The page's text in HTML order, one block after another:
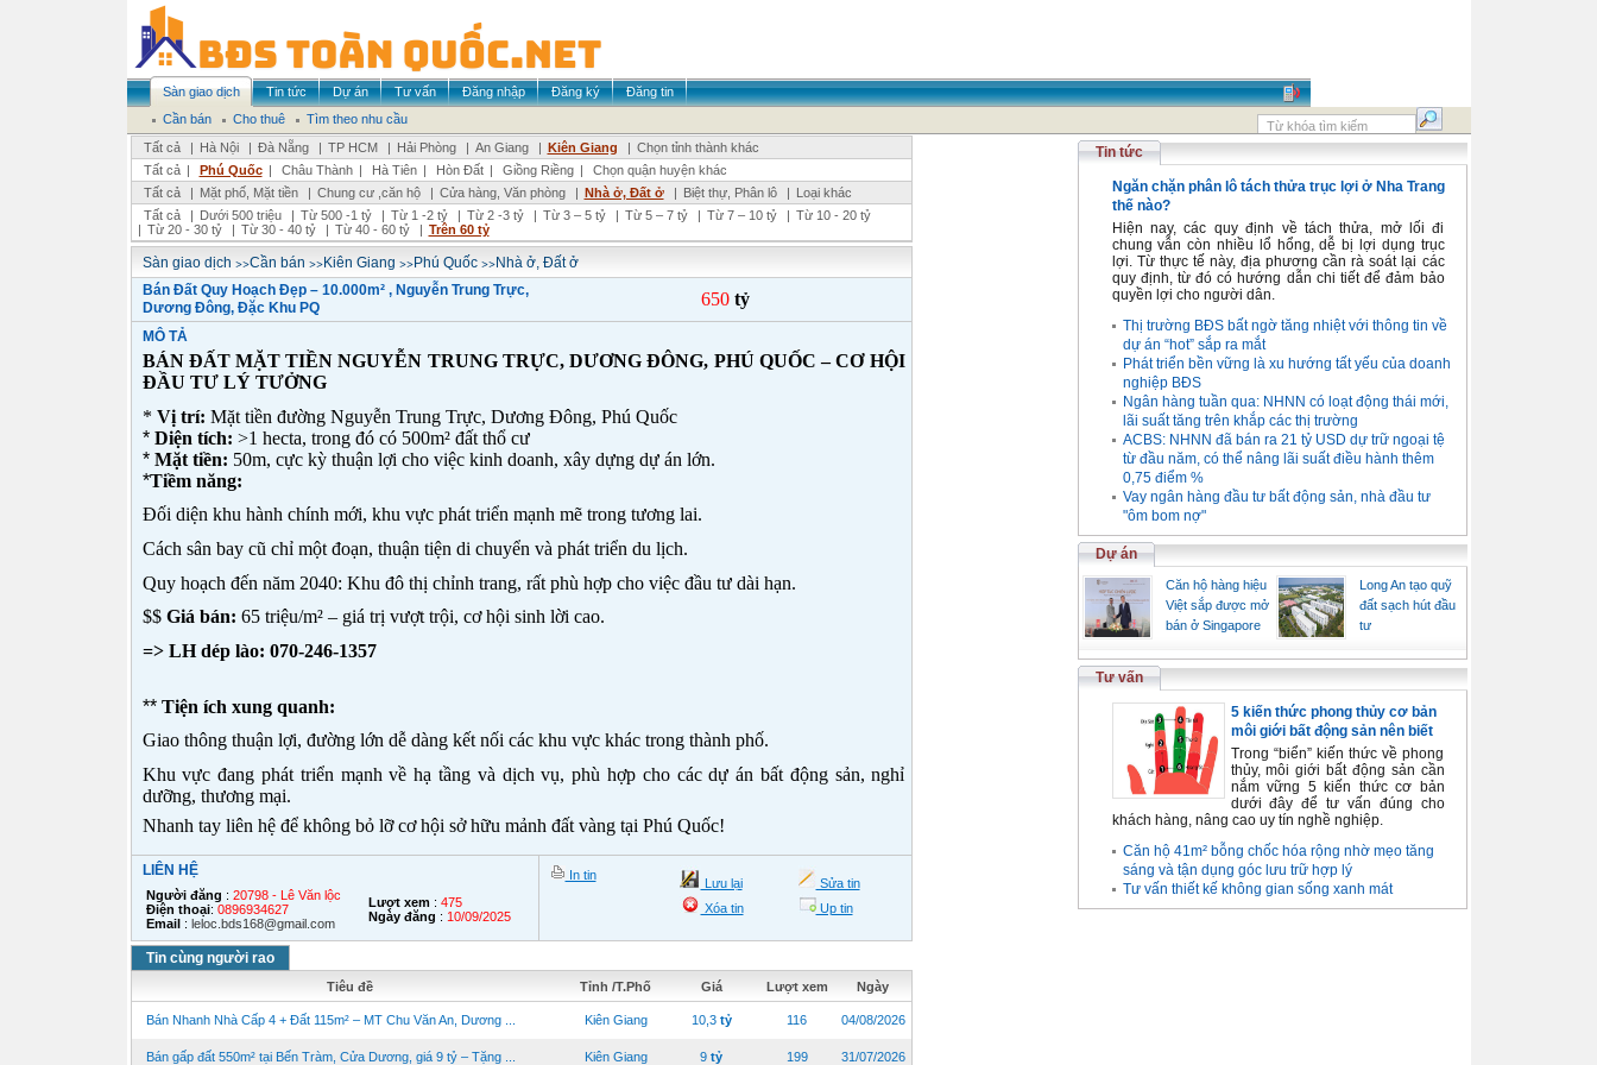
Sàn giao dịch Tin tức Dự án Tư vấn Đăng nhập Đăng ký
Đăng tin
Cần bán
Cho thuê
Tìm theo nhu cầu
Tất cả
| Hà Nội | Đà Nẵng | TP HCM | Hải Phòng | An Giang | Kiên Giang | Chọn tỉnh thành khác
Tất cả | Phú Quốc | Châu Thành | Hà Tiên | Hòn Đất | Giồng Riềng |
Chọn quận huyện khác
Tất cả
| Mặt phố, Mặt tiền | Chung cư ,căn hộ | Cửa hàng, Văn phòng | Nhà ở, Đất ở | Biệt thự, Phân lô | Loại khác
Tất cả
| Dưới 500 triệu | Từ 500 -1 tỷ | Từ 1 -2 tỷ | Từ 2 -3 tỷ | Từ 3 – 5 tỷ | Từ 5 – 7 tỷ | Từ 7 – 10 tỷ | Từ 10 - 20 tỷ
| Từ 20 - 30 tỷ | Từ 30 - 40 tỷ | Từ 40 - 60 tỷ | Trên 60 tỷ
Sàn giao dịch >>Cần bán >>Kiên Giang >>Phú Quốc>>Nhà ở, Đất ở
Bán Đất Quy Hoạch Đẹp – 10.000m² , Nguyễn Trung Trực,
Dương Đông, Đặc Khu PQ
650 tỷ
MÔ TẢ
BÁN ĐẤT MẶT TIỀN NGUYỄN TRUNG TRỰC, DƯƠNG ĐÔNG, PHÚ QUỐC – CƠ HỘI
ĐẦU TƯ LÝ TƯỞNG
* Vị trí: Mặt tiền đường Nguyễn Trung Trực, Dương Đông, Phú Quốc
* Diện tích: >1 hecta, trong đó có 500m² đất thổ cư
* Mặt tiền: 50m, cực kỳ thuận lợi cho việc kinh doanh, xây dựng dự án lớn.
*Tiềm năng:
Đối diện khu hành chính mới, khu vực phát triển mạnh mẽ trong tương lai.
Cách sân bay cũ chỉ một đoạn, thuận tiện di chuyển và phát triển du lịch.
Quy hoạch đến năm 2040: Khu đô thị chỉnh trang, rất phù hợp cho việc đầu tư dài hạn.
$$ Giá bán: 65 triệu/m² – giá trị vượt trội, cơ hội sinh lời cao.
=> LH dép lào: 070-246-1357
** Tiện ích xung quanh:
Giao thông thuận lợi, đường lớn dễ dàng kết nối các khu vực khác trong thành phố.
Khu vực đang phát triển mạnh về hạ tầng và dịch vụ, phù hợp cho các dự án bất động sản, nghỉ
dưỡng, thương mại.
Nhanh tay liên hệ để không bỏ lỡ cơ hội sở hữu mảnh đất vàng tại Phú Quốc!
LIÊN HỆ
Người đăng : 20798 - Lê Văn lộc
Điện thoại: 0896934627
Email: leloc.bds168@gmail.com
Lượt xem: 475
Ngày đăng : 10/09/2025
In tin
Lưu lại
Sửa tin
Xóa tin
Up tin
Tin cùng người rao
Tiêu đề Tỉnh /T.Phố Giá Lượt xem Ngày
Bán Nhanh Nhà Cấp 4 + Đất 115m² – MT Chu Văn An, Dương ... Kiên Giang 10,3 tỷ 116 04/08/2026
Bán gấp đất 550m² tại Bến Tràm, Cửa Dương, giá 9 tỷ – Tặng ... Kiên Giang 9 tỷ 199 31/07/2026
Tin tức
Ngăn chặn phân lô tách thửa trục lợi ở Nha Trang
thế nào?
Hiện nay, các quy định về tách thửa, mở lối đi
chung vẫn còn nhiều lổ hổng, dễ bị lợi dụng trục
lợi. Từ thực tế này, địa phương cần rà soát lại các
quy định, từ đó có hướng dẫn chi tiết để đảm bảo
quyền lợi cho người dân.
Thị trường BĐS bất ngờ tăng nhiệt với thông tin về
dự án “hot” sắp ra mắt
Phát triển bền vững là xu hướng tất yếu của doanh
nghiệp BĐS
Ngân hàng tuần qua: NHNN có loạt động thái mới,
lãi suất tăng trên khắp các thị trường
ACBS: NHNN đã bán ra 21 tỷ USD dự trữ ngoại tệ
từ đầu năm, có thể nâng lãi suất điều hành thêm
0,75 điểm %
Vay ngân hàng đầu tư bất động sản, nhà đầu tư
"ôm bom nợ"
Dự án
Căn hộ hàng hiệu
Việt sắp được mở
bán ở Singapore
Long An tạo quỹ
đất sạch hút đầu
tư
Tư vấn
5 kiến thức phong thủy cơ bản
môi giới bất động sản nên biết
Trong “biển” kiến thức về phong
thủy, môi giới bất động sản cần
nắm vững 5 kiến thức cơ bản
dưới đây để tư vấn đúng cho
khách hàng, nâng cao uy tín nghề nghiệp.
Căn hộ 41m² bỗng chốc hóa rộng nhờ mẹo tăng
sáng và tận dụng góc lưu trữ hợp lý
Tư vấn thiết kế không gian sống xanh mát